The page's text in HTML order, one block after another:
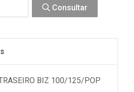
Consultar
BIZ 100/125/POP